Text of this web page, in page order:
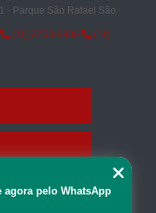
- Parque São Rafael São
(11) 2753-0936
(11)
agora pelo WhatsApp